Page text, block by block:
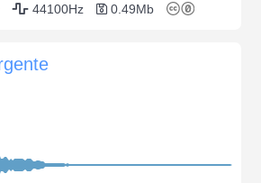
44100Hz 0.49Mb